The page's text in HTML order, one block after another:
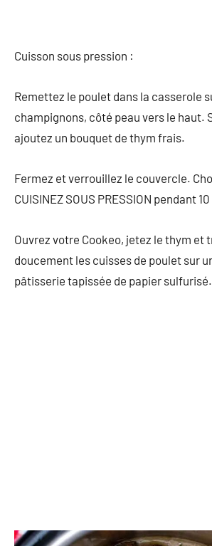
Cuisson sous pression :
Remettez le poulet dans la casserole
champignons, côté peau vers le haut.
ajoutez un bouquet de thym frais.
Fermez et verrouillez le couvercle.
CUISINEZ SOUS PRESSION pendant
Ouvrez votre Cookeo, jetez le thym et
doucement les cuisses de poulet sur
pâtisserie tapissée de papier sulfurisé.